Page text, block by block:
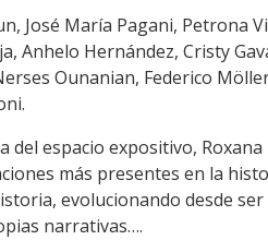
José María Pagani, Petrona
Anhelo Hernández, Cristy
Ounanian, Federico
espacio expositivo,
más presentes en la
evolucionando desde
narrativas….